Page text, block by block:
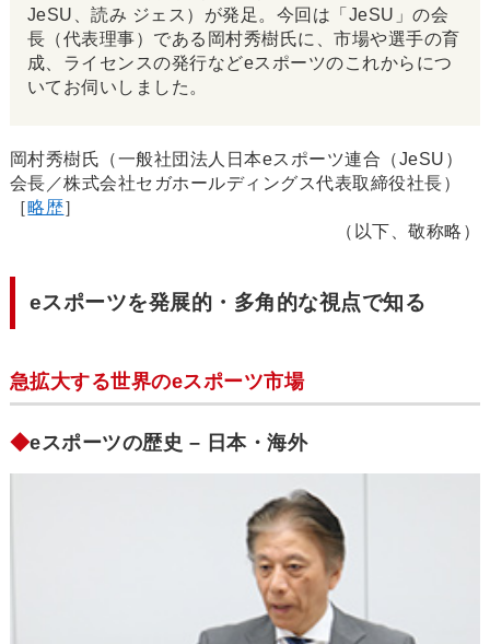
JeSU、読み ジェス）が発足。今回は「JeSU」の会
長（代表理事）である岡村秀樹氏に、市場や選手の育
成、ライセンスの発行などeスポーツのこれからにつ
いてお伺いしました。
岡村秀樹氏（一般社団法人日本eスポーツ連合（JeSU）
会長／株式会社セガホールディングス代表取締役社長）
［略歴］
（以下、敬称略）
eスポーツを発展的・多角的な視点で知る
急拡大する世界のeスポーツ市場
◆eスポーツの歴史 – 日本・海外